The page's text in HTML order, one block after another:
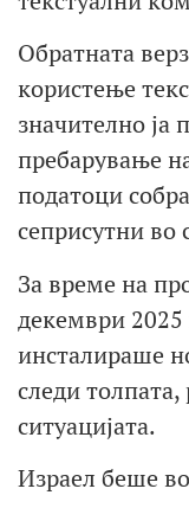
Обратната
користење
значително ја
пребарување
податоци
сеприсутни во
За време на
декември
инсталираше
следи толпата,
ситуацијата.
Израел беше